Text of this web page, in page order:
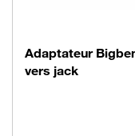
Adaptateur
vers jack